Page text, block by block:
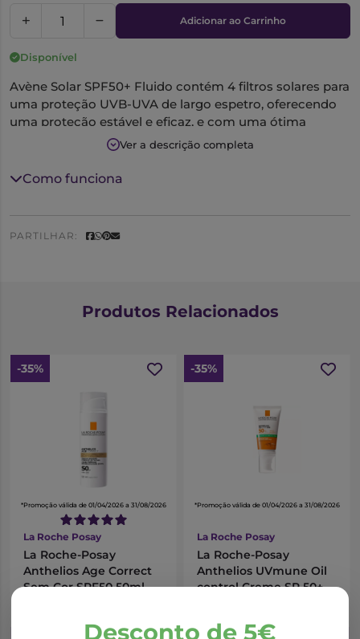
Adicionar ao Carrinho
Disponível
Avène Solar SPF50+ Fluido contém 4 filtros solares para
uma proteção UVB-UVA de largo espetro, oferecendo
uma proteção estável e eficaz, e com uma ótima
tolerância na pele.
Características:
tocoferil + Thialidine) para uma proteção celular
completa contra o stress oxidativo.
-Graças à sua textura de sensação pele nua, o FLUIDO
-A sua textura ligeira dá à pele um acabamento seco e
não oleoso.
Ver a descrição completa
Como funciona
PARTILHAR:
Desconto de 5€
Produtos Relacionados
-35%
*Promoção válida de 01/04/2026 a 31/08/2026
La Roche Posay
La Roche-Posay
Anthelios Age Correct
Sem Cor SPF50 50ml
-35%
*Promoção válida de 01/04/2026 a 31/08/2026
La Roche Posay
La Roche-Posay
Anthelios UVmune Oil
control Creme SP 50+